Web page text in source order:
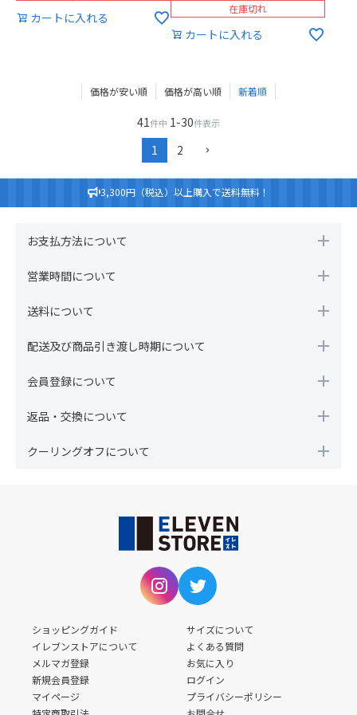
カートに入れる
在庫切れ
カートに入れる
価格が安い順 価格が高い順 新着順
41件中 1-30件表示
1 2
3,300円（税込）以上購入で送料無料！
お支払方法について
営業時間について
送料について
配送及び商品引き渡し時期について
会員登録について
返品・交換について
クーリングオフについて
ショッピングガイド
サイズについて
イレブンストアについて
よくある質問
メルマガ登録
お気に入り
新規会員登録
ログイン
マイページ
プライバシーポリシー